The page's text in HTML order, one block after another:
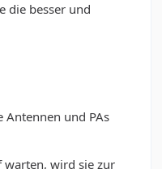
die besser und
Antennen und PAs
warten, wird sie zur